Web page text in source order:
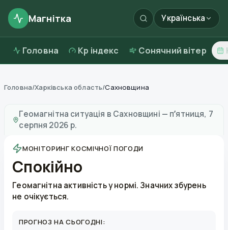
Магнітка Українська
Головна Kp індекс Сонячний вітер
Головна/Харківська область/Сахновщина
Геомагнітна ситуація в Сахновщині — пʼятниця, 7
серпня 2026 р.
МОНІТОРИНГ КОСМІЧНОЇ ПОГОДИ
Спокійно
Геомагнітна активність у нормі. Значних збурень
не очікується.
ПРОГНОЗ НА СЬОГОДНІ: